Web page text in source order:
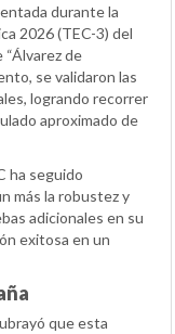
durante la
2026 (TEC-3) del
de
se validaron las
logrando recorrer
aproximado de
ha seguido
más la robustez y
adicionales en su
exitosa en un
que esta